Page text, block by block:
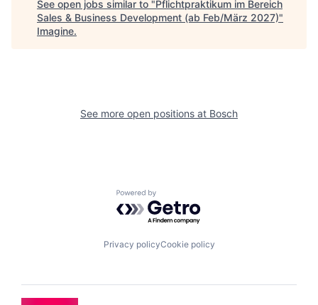
See open jobs similar to "Pflichtpraktikum im Bereich
Sales & Business Development (ab Feb/März 2027)"
Imagine.
See more open positions at Bosch
Powered by Getro.com
Privacy policyCookie policy